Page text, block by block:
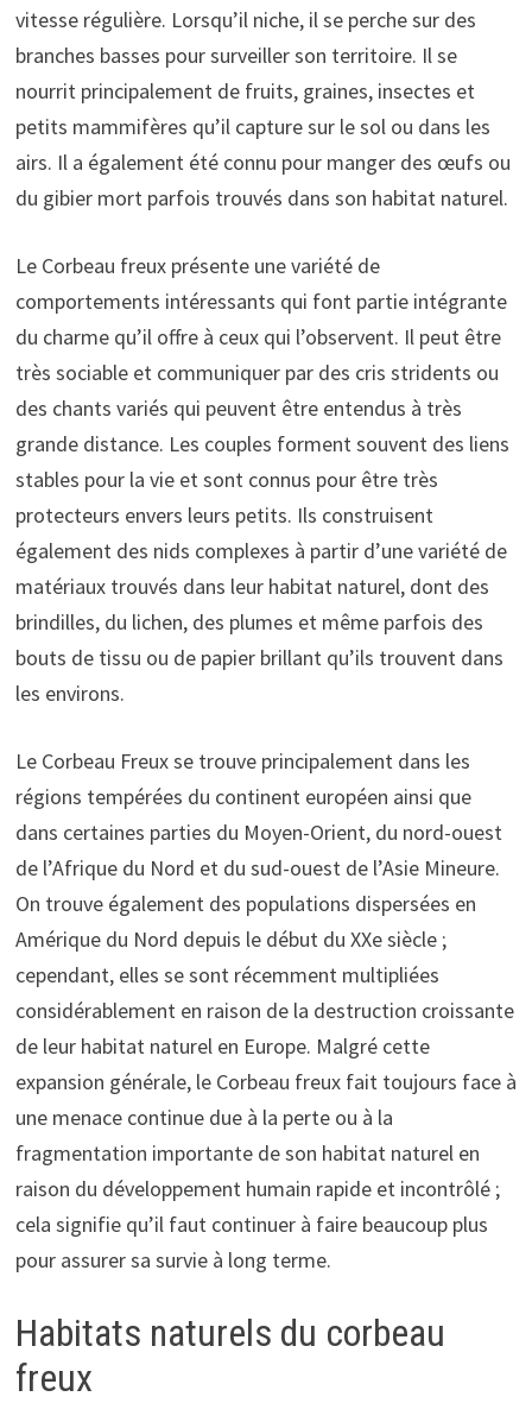
vitesse régulière. Lorsqu’il niche, il se perche sur des
branches basses pour surveiller son territoire. Il se
nourrit principalement de fruits, graines, insectes et
petits mammifères qu’il capture sur le sol ou dans les
airs. Il a également été connu pour manger des œufs ou
du gibier mort parfois trouvés dans son habitat naturel.
Le Corbeau freux présente une variété de
comportements intéressants qui font partie intégrante
du charme qu’il offre à ceux qui l’observent. Il peut être
très sociable et communiquer par des cris stridents ou
des chants variés qui peuvent être entendus à très
grande distance. Les couples forment souvent des liens
stables pour la vie et sont connus pour être très
protecteurs envers leurs petits. Ils construisent
également des nids complexes à partir d’une variété de
matériaux trouvés dans leur habitat naturel, dont des
brindilles, du lichen, des plumes et même parfois des
bouts de tissu ou de papier brillant qu’ils trouvent dans
les environs.
Le Corbeau Freux se trouve principalement dans les
régions tempérées du continent européen ainsi que
dans certaines parties du Moyen-Orient, du nord-ouest
de l’Afrique du Nord et du sud-ouest de l’Asie Mineure.
On trouve également des populations dispersées en
Amérique du Nord depuis le début du XXe siècle ;
cependant, elles se sont récemment multipliées
considérablement en raison de la destruction croissante
de leur habitat naturel en Europe. Malgré cette
expansion générale, le Corbeau freux fait toujours face à
une menace continue due à la perte ou à la
fragmentation importante de son habitat naturel en
raison du développement humain rapide et incontrôlé ;
cela signifie qu’il faut continuer à faire beaucoup plus
pour assurer sa survie à long terme.
Habitats naturels du corbeau
freux